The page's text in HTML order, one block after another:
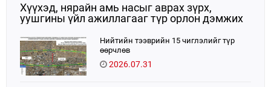
Хүүхэд, нярайн амь насыг аврах зүрх,
уушгины үйл ажиллагааг түр орлон дэмжих
Нийтийн тээврийн 15 чиглэлийг түр
өөрчлөв
2026.07.31